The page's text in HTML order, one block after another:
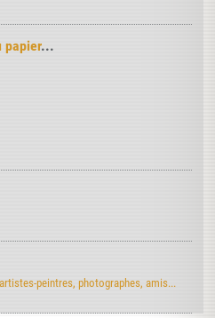
papier...
peintres, photographes, amis...